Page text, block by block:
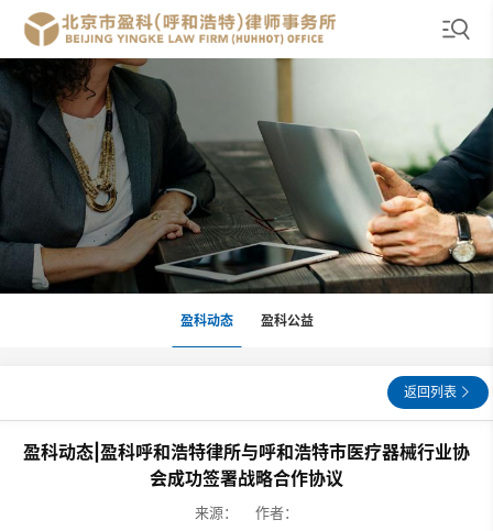
盈科动态 盈科公益
返回列表
盈科动态|盈科呼和浩特律所与呼和浩特市医疗器械行业协
会成功签署战略合作协议
来源： 作者：